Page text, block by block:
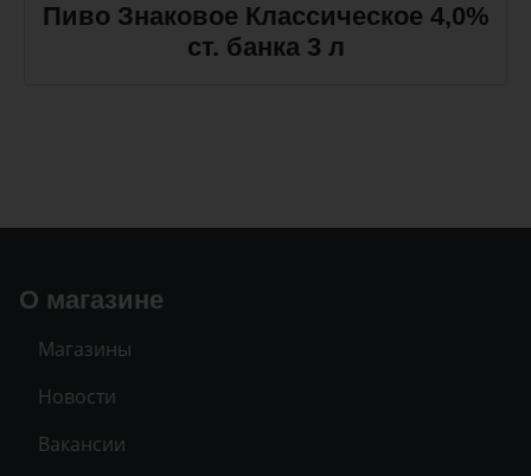
Пиво Знаковое Классическое 4,0%
ст. банка 3 л
О магазине
Магазины
Новости
Вакансии